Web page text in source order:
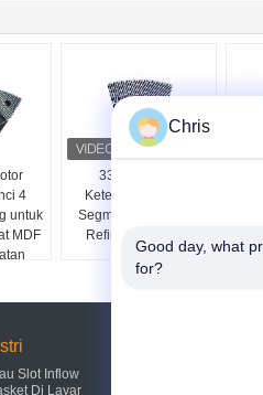
4
untuk
MDF
33mm-42mm
Ketebalan Refiner
Segmen Untuk MDF
Refiner Defibrator
Slot Inflow
Di Layar
Chris
Good day, what
for?